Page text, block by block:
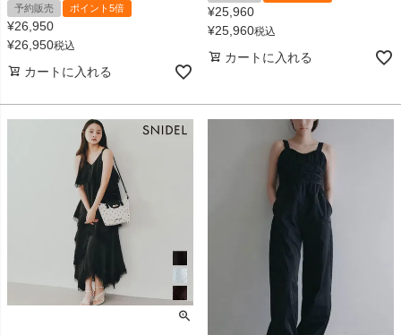
予約販売 ポイント5倍
¥26,950
¥26,950税込
カートに入れる
¥25,960
¥25,960税込
カートに入れる